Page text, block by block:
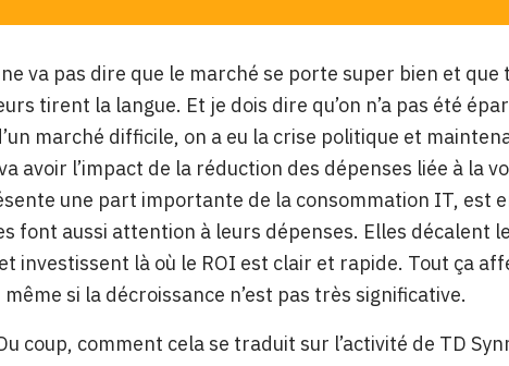
va pas dire que le marché se porte super bien et
tirent la langue. Et je dois dire qu’on n’a pas été
marché difficile, on a eu la crise politique et
avoir l’impact de la réduction des dépenses liée à la
une part importante de la consommation IT, est
font aussi attention à leurs dépenses. Elles décalent
investissent là où le ROI est clair et rapide. Tout ça
si la décroissance n’est pas très significative.
coup, comment cela se traduit sur l’activité de TD